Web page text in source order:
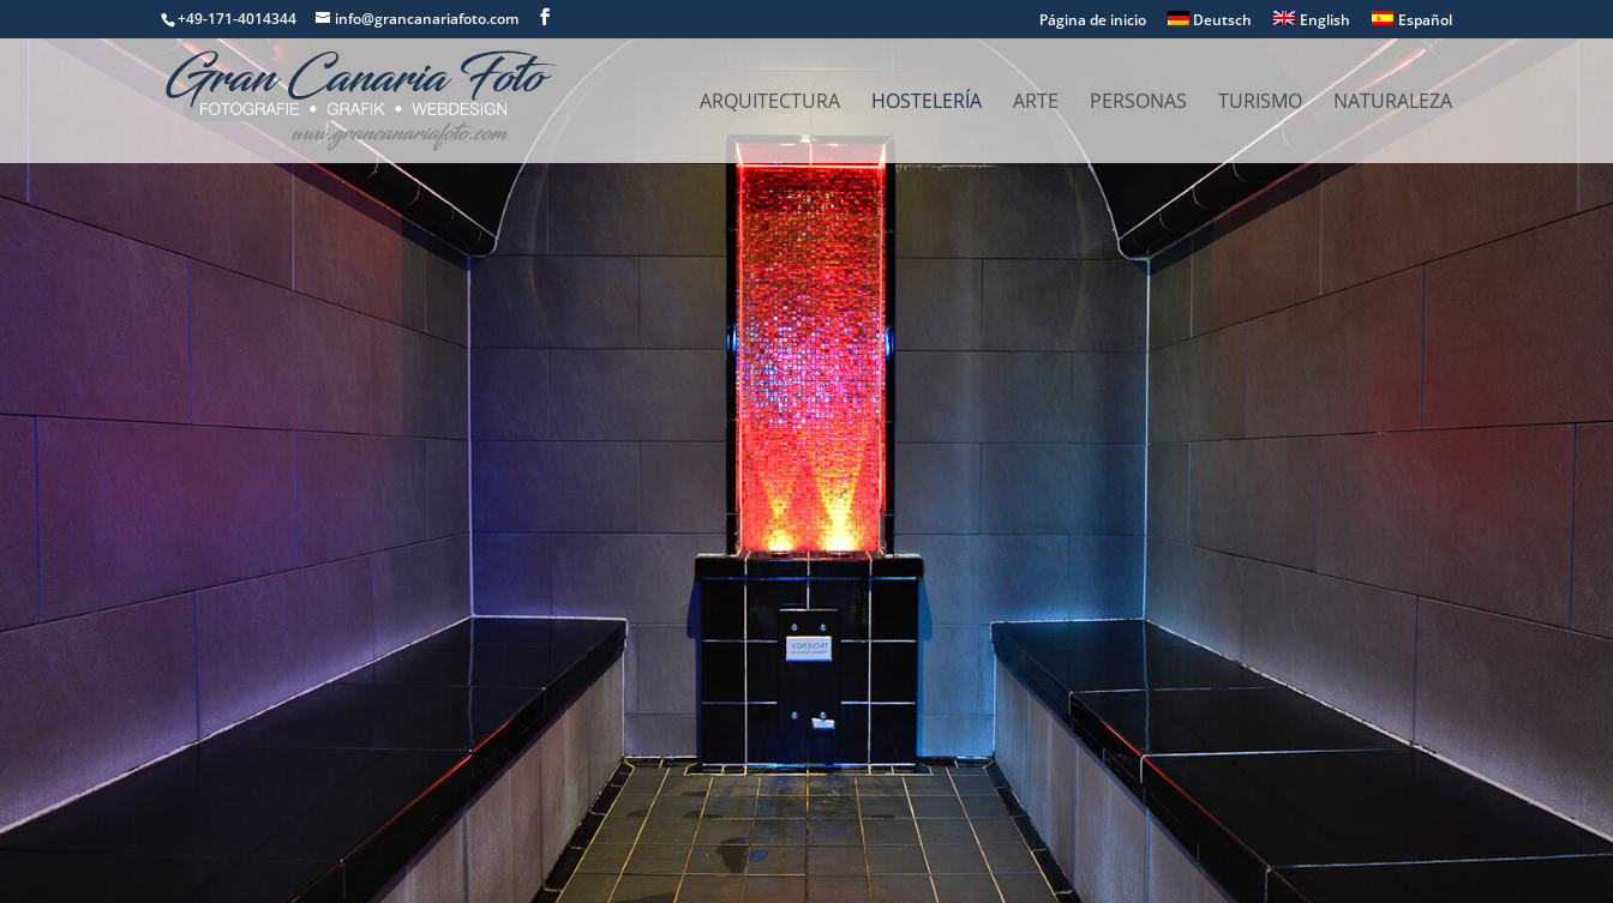
+49-171-4014344 info@grancanariafoto.com Página de inicio Deutsch English Español
ARQUITECTURA HOSTELERÍA ARTE PERSONAS TURISMO NATURALEZA